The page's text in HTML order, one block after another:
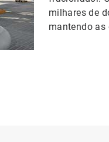
milhares de
mantendo as